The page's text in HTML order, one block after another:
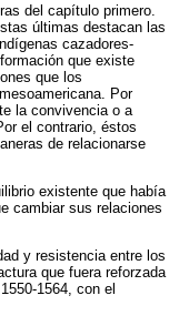
del capítulo primero.
últimas destacan las
cazadores-
que existe
que los
Por
la convivencia o a
el contrario, éstos
de relacionarse
existente que había
cambiar sus relaciones
y resistencia entre los
que fuera reforzada
1564, con el